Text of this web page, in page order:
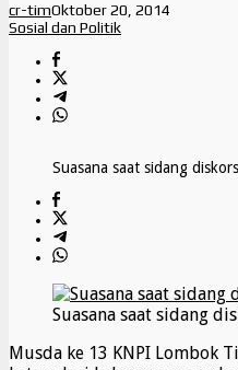
cr-timOktober 20, 2014
Sosial dan Politik
Suasana saat sidang
Suasana saat sidang
Musda ke 13 KNPI Lombok